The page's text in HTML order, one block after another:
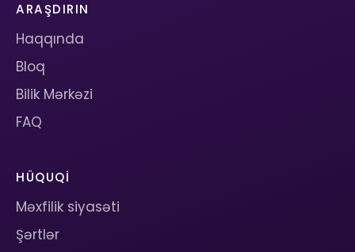
ARAŞDIRIN
Haqqında
Bloq
Bilik Mərkəzi
FAQ
HÜQUQI
Məxfilik siyasəti
Şərtlər